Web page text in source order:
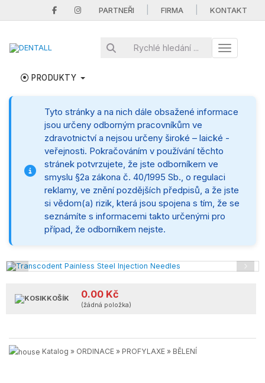
PARTNEŘI FIRMA KONTAKT
Toggle
PRODUKTY
Tyto stránky a na nich dále obsažené informace
jsou určeny odborným pracovníkům ve
zdravotnictví a nejsou určeny široké – laické -
veřejnosti. Pokračováním v používání těchto
stránek potvrzujete, že jste odborníkem ve
smyslu §2a zákona č. 40/1995 Sb., o regulaci
reklamy, ve znění pozdějších předpisů, a že jste
si vědom(a) rizik, která jsou spojena s tím, že se
seznámíte s informacemi takto určenými pro
případ, že odborníkem nejste.
‹
KOŠÍK 0.00 Kč
(žádná položka)
Katalog » ORDINACE » PROFYLAXE » BĚLENÍ